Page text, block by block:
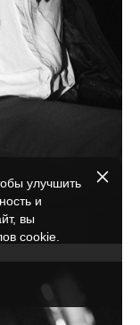
улучшить
и
вы
cookie.